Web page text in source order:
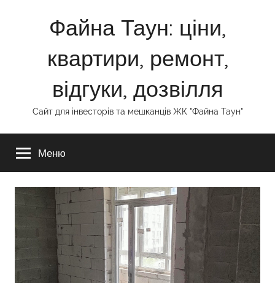
Файна Таун: ціни,
квартири, ремонт,
відгуки, дозвілля
Сайт для інвесторів та мешканців ЖК "Файна Таун"
Меню